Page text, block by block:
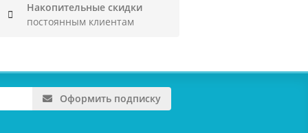
Накопительные скидки
постоянным клиентам
Оформить подписку